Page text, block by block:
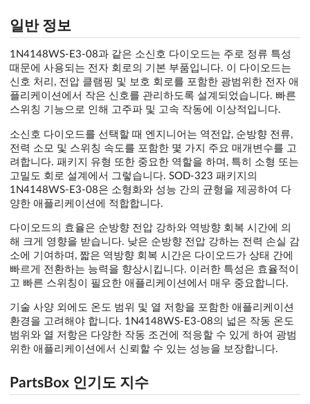
일반 정보
1N4148WS-E3-08과 같은 소신호 다이오드는 주로 정류 특성
때문에 사용되는 전자 회로의 기본 부품입니다. 이 다이오드는
신호 처리, 전압 클램핑 및 보호 회로를 포함한 광범위한 전자 애
플리케이션에서 작은 신호를 관리하도록 설계되었습니다. 빠른
스위칭 기능으로 인해 고주파 및 고속 작동에 이상적입니다.
소신호 다이오드를 선택할 때 엔지니어는 역전압, 순방향 전류,
전력 소모 및 스위칭 속도를 포함한 몇 가지 주요 매개변수를 고
려합니다. 패키지 유형 또한 중요한 역할을 하며, 특히 소형 또는
고밀도 회로 설계에서 그렇습니다. SOD-323 패키지의
1N4148WS-E3-08은 소형화와 성능 간의 균형을 제공하여 다
양한 애플리케이션에 적합합니다.
다이오드의 효율은 순방향 전압 강하와 역방향 회복 시간에 의
해 크게 영향을 받습니다. 낮은 순방향 전압 강하는 전력 손실 감
소에 기여하며, 짧은 역방향 회복 시간은 다이오드가 상태 간에
빠르게 전환하는 능력을 향상시킵니다. 이러한 특성은 효율적이
고 빠른 스위칭이 필요한 애플리케이션에서 매우 중요합니다.
기술 사양 외에도 온도 범위 및 열 저항을 포함한 애플리케이션
환경을 고려해야 합니다. 1N4148WS-E3-08의 넓은 작동 온도
범위와 열 저항은 다양한 작동 조건에 적응할 수 있게 하여 광범
위한 애플리케이션에서 신뢰할 수 있는 성능을 보장합니다.
PartsBox 인기도 지수